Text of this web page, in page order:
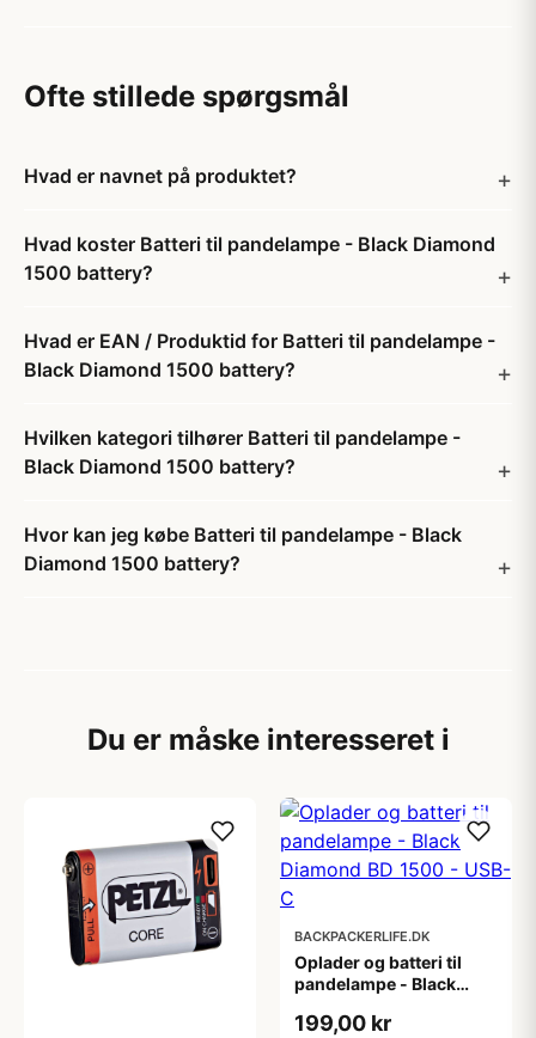
Ofte stillede spørgsmål
Hvad er navnet på produktet?
Hvad koster Batteri til pandelampe - Black Diamond
1500 battery?
Hvad er EAN / Produktid for Batteri til pandelampe -
Black Diamond 1500 battery?
Hvilken kategori tilhører Batteri til pandelampe -
Black Diamond 1500 battery?
Hvor kan jeg købe Batteri til pandelampe - Black
Diamond 1500 battery?
Du er måske interesseret i
BACKPACKERLIFE.DK
Oplader og batteri til
pandelampe - Black
USB-C
199,00 kr